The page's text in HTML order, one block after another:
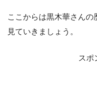
ここからは黒木華さんの
見ていきましょう。
スポ